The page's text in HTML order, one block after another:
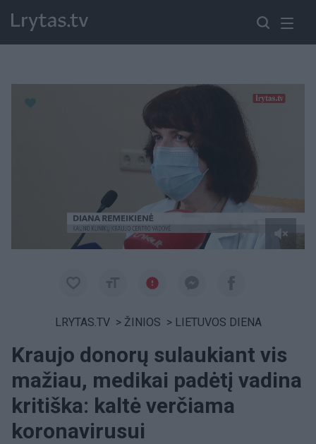
LRYTAS.TV > ŽINIOS > LIETUVOS DIENA
Kraujo donorų sulaukiant vis
mažiau, medikai padėtį vadina
kritiška: kaltė verčiama
koronavirusui